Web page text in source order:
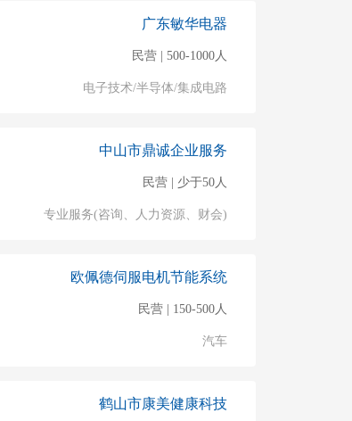
广东敏华电器
民营 | 500-1000人
电子技术/半导体/集成电路
中山市鼎诚企业服务
民营 | 少于50人
专业服务(咨询、人力资源、财会)
欧佩德伺服电机节能系统
民营 | 150-500人
汽车
鹤山市康美健康科技